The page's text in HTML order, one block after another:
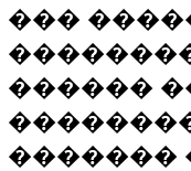
���
������
�������